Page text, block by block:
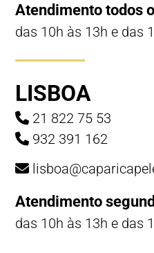
Atendimento todos
das 10h às 13h e das
LISBOA
21 822 75 53
932 391 162
Atendimento
das 10h às 13h e das